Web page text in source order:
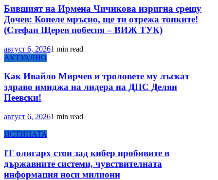
Бившият на Ирмена Чичикова изригна срещу
Дочев: Копеле мръсно, ще ти отрежа топките!
(Стефан Щерев побесня – ВИЖ ТУК)
август 6, 20261 min read
АКТУАЛНО
Как Ивайло Мирчев и троловете му лъскат
здраво имиджа на лидера на ДПС Делян
Пеевски!
август 6, 20261 min read
ИСТИНАТА
IT олигарх стои зад кибер пробивите в
държавните системи, чувствителната
информация носи милиони